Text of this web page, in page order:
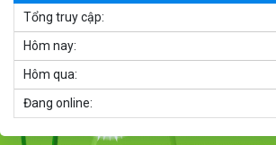
Xe ô tô điện trẻ em
Xe ô tô điện trẻ em địa
Tổng truy cập:
Hôm nay:
Hôm qua:
Đang online: